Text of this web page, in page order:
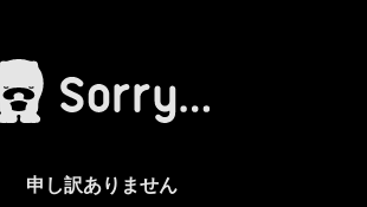
申し訳ありません